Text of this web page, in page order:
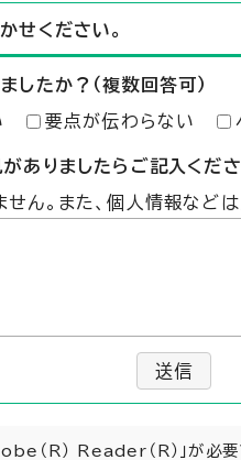
せください。
したか？（複数回答可）
要点が伝わらない
ありましたらご記入くだ
ん。また、個人情報など
送信
（R） Reader（R）」が必